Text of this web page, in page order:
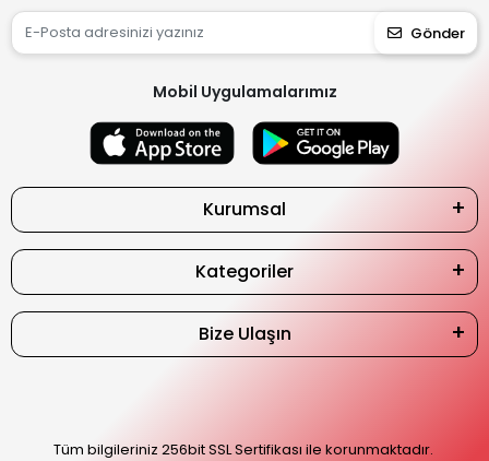
Gönder
Mobil Uygulamalarımız
Kurumsal
Kategoriler
Bize Ulaşın
Tüm bilgileriniz 256bit SSL Sertifikası ile korunmaktadır.